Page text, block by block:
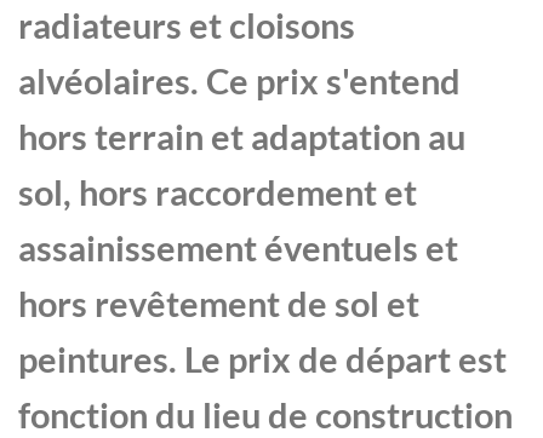
radiateurs et cloisons
alvéolaires. Ce prix s'entend
hors terrain et adaptation au
sol, hors raccordement et
assainissement éventuels et
hors revêtement de sol et
peintures. Le prix de départ est
fonction du lieu de construction